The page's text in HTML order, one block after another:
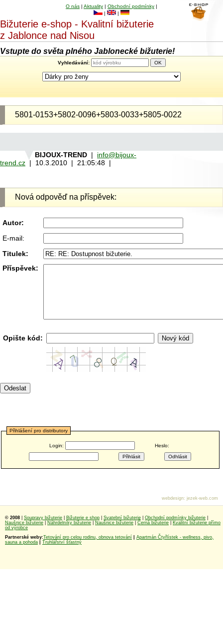
O nás | Aktuality | Obchodní podmínky |
|
|
Bižuterie e-shop - Kvalitní bižuterie
z Jablonce nad Nisou
Vstupte do světa plného Jablonecké bižuterie!
Vyhledávání:
5801-0153+5802-0096+5803-0033+5805-0022
BIJOUX-TREND | info@bijoux-
trend.cz | 10.3.2010 | 21:05:48 |
Nová odpověď na příspěvek:
Autor:
E-mail:
Titulek:
Příspěvek:
Opište kód:
Přihlášení pro distributory
Login: Heslo:
© 2008 Soupravy bižuterie Bižuterie e shop Svatební bižuterie Obchodní podmínky bižuterie
Naušnice bižuterie
Náhrdelníky bižuterie Naušnice bižuterie Černá bižuterie
Kvalitní bižuterie přímo
od výrobce
Partnerské weby:Tetování pro celou rodinu, obnova tetování
Apartmán Čtyřlístek - wellness, pivo,
sauna a pohoda
Truhlářství šťastný
webdesign: jezek-web.com